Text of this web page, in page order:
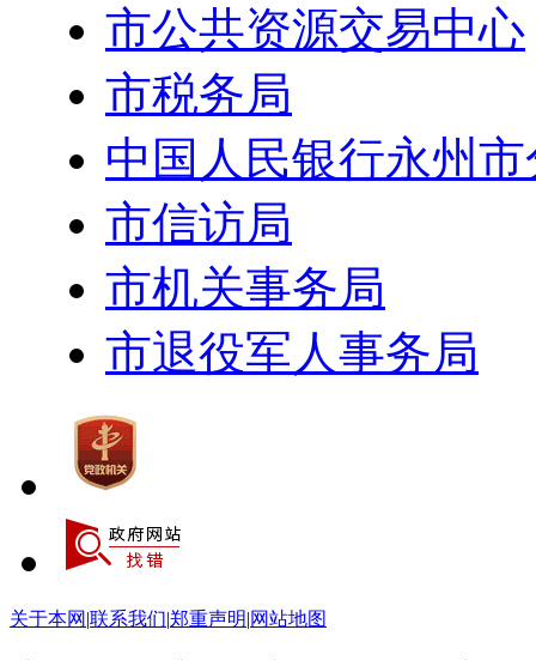
市公共资源交易中心
市税务局
中国人民银行永州
市信访局
市机关事务局
市退役军人事务局
关于本网 |联系我们|郑重声明|网站地图